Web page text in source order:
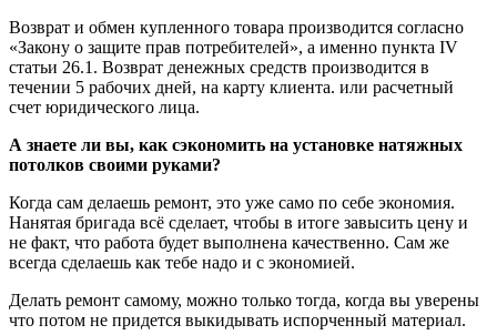
Возврат и обмен купленного товара производится согласно
«Закону о защите прав потребителей», а именно пункта IV
статьи 26.1. Возврат денежных средств производится в
течении 5 рабочих дней, на карту клиента. или расчетный
счет юридического лица.
А знаете ли вы, как сэкономить на установке натяжных
потолков своими руками?
Когда сам делаешь ремонт, это уже само по себе экономия.
Нанятая бригада всё сделает, чтобы в итоге завысить цену и
не факт, что работа будет выполнена качественно. Сам же
всегда сделаешь как тебе надо и с экономией.
Делать ремонт самому, можно только тогда, когда вы уверены
что потом не придется выкидывать испорченный материал.